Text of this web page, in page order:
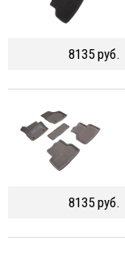
8135 руб.
8135 руб.